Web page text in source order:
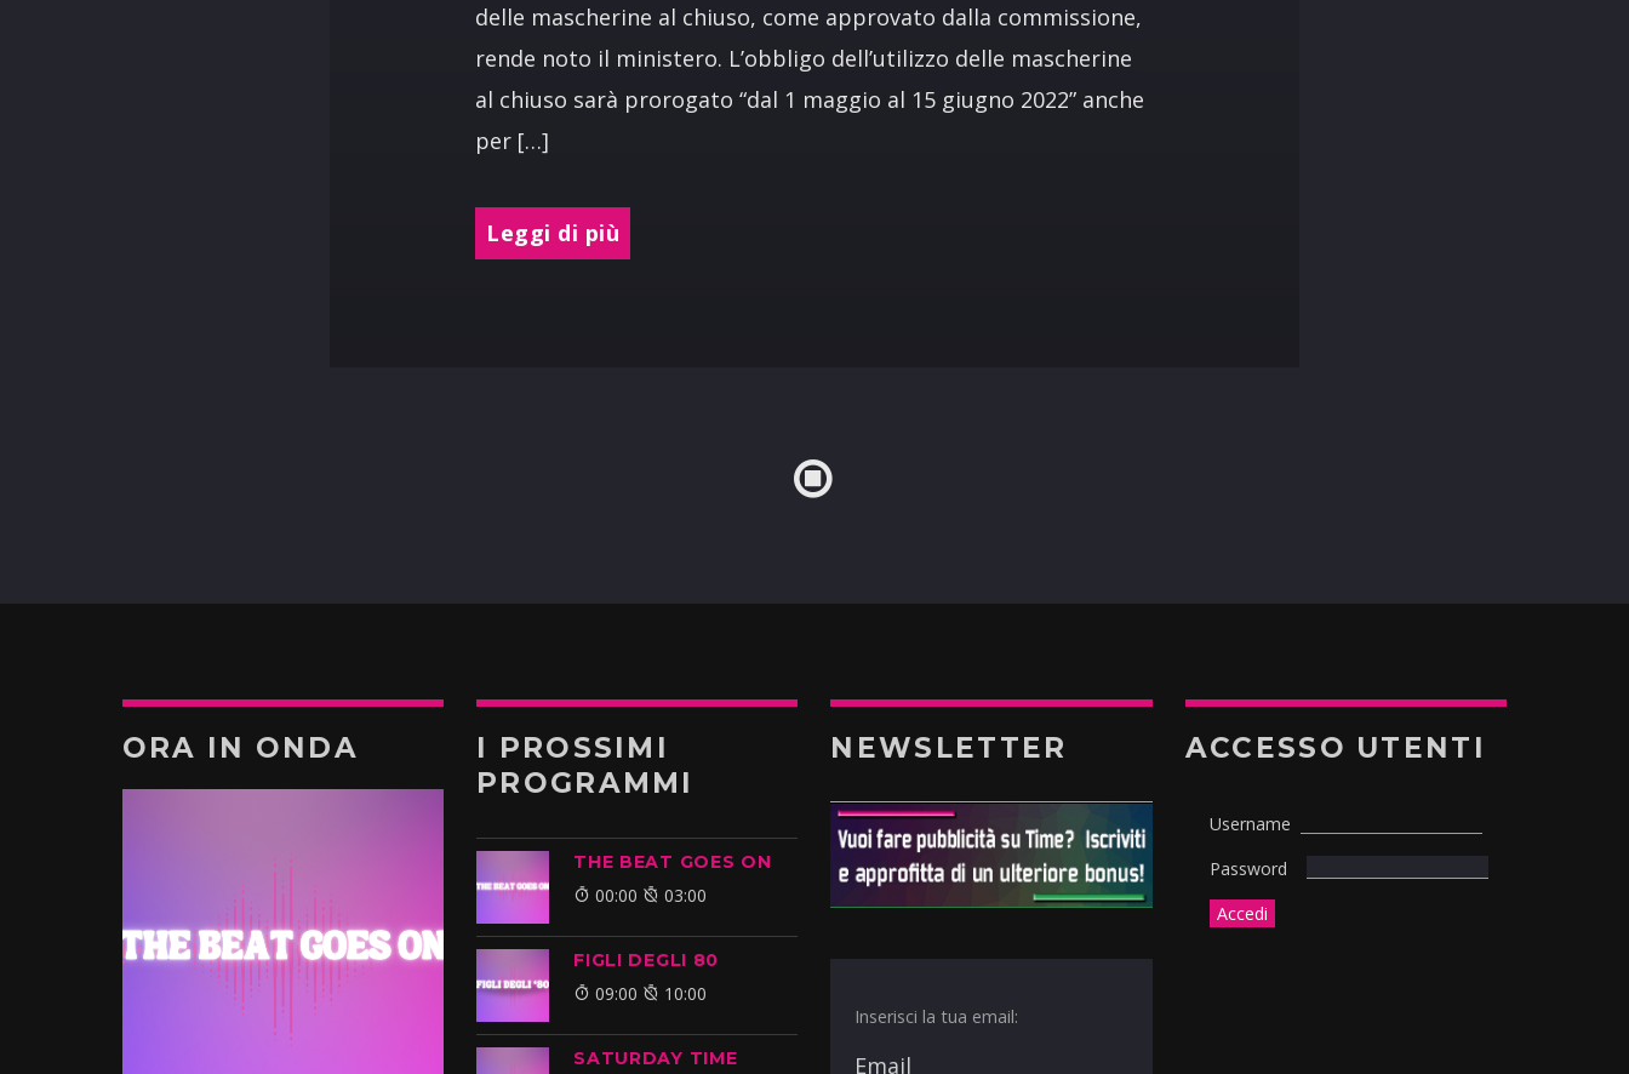
delle mascherine al chiuso, come approvato dalla commissione,
rende noto il ministero. L’obbligo dell’utilizzo delle mascherine
al chiuso sarà prorogato “dal 1 maggio al 15 giugno 2022” anche
per […]
Leggi di più
ORA IN ONDA
I PROSSIMI
PROGRAMMI
THE BEAT GOES ON
00:00 03:00
FIGLI DEGLI 80
09:00 10:00
SATURDAY TIME
NEWSLETTER
Inserisci la tua email:
ACCESSO UTENTI
Username
Password